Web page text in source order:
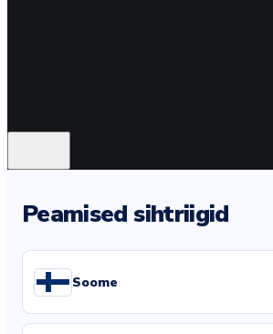
Peamised sihtriigid
Soome